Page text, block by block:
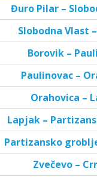
Đuro Pilar –
Slobodna Vlast
Borovik –
Paulinovac –
Orahovica –
Lapjak –
Partizansko
Zvečevo –